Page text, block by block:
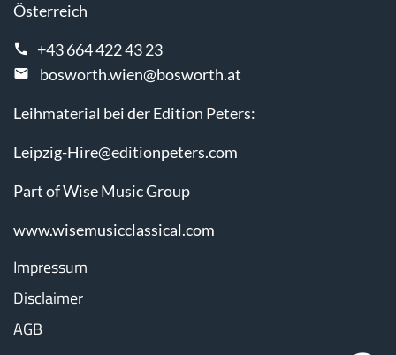
Österreich
+43 664 422 43 23
bosworth.wien@bosworth.at
Leihmaterial bei der Edition Peters:
Leipzig-Hire@editionpeters.com
Part of Wise Music Group
www.wisemusicclassical.com
Impressum
Disclaimer
AGB